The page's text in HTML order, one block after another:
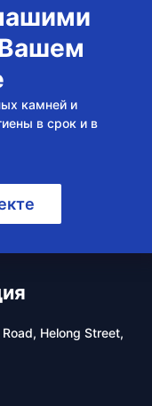
камней и
в срок и в
Helong Street,